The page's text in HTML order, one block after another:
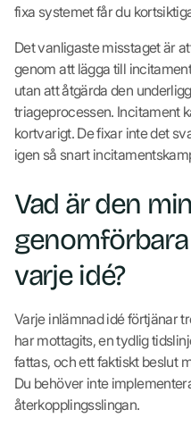
fixa systemet får du
Det vanligaste misstaget är
genom att lägga till
utan att åtgärda den
triageprocessen. Incitament
kortvarigt. De fixar inte det
igen så snart
Vad är den
varje idé?
Varje inlämnad idé förtjänar
har mottagits, en tydlig
fattas, och ett faktiskt beslut
Du behöver inte
återkopplingsslingan.